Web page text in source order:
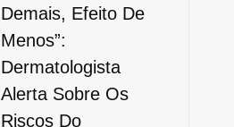
Demais, Efeito De
Menos”:
Dermatologista
Alerta Sobre Os
Riscos Do